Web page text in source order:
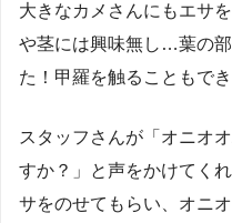
大きなカメさんにもエサ
や茎には興味無し…葉の
た！甲羅を触ることもでき
スタッフさんが「オニオ
すか？」と声をかけてく
サをのせてもらい、オニ